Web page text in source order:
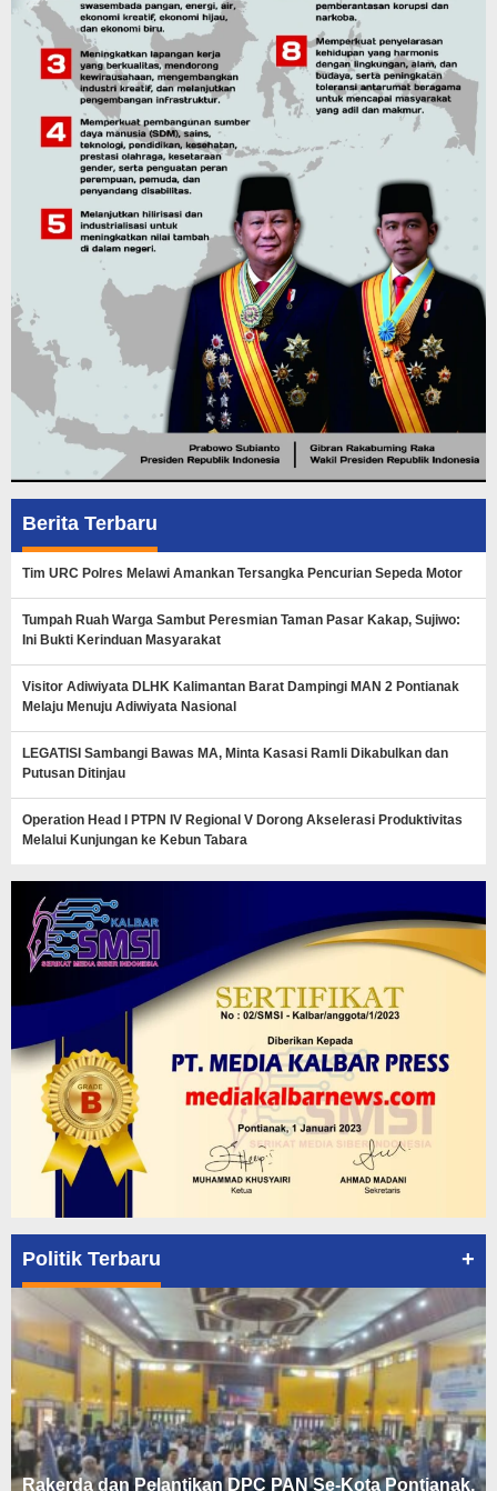
Berita Terbaru
Tim URC Polres Melawi Amankan Tersangka Pencurian Sepeda Motor
Tumpah Ruah Warga Sambut Peresmian Taman Pasar Kakap, Sujiwo:
Ini Bukti Kerinduan Masyarakat
Visitor Adiwiyata DLHK Kalimantan Barat Dampingi MAN 2 Pontianak
Melaju Menuju Adiwiyata Nasional
LEGATISI Sambangi Bawas MA, Minta Kasasi Ramli Dikabulkan dan
Putusan Ditinjau
Operation Head I PTPN IV Regional V Dorong Akselerasi Produktivitas
Melalui Kunjungan ke Kebun Tabara
Politik Terbaru +
Rakerda dan Pelantikan DPC PAN Se-Kota Pontianak,